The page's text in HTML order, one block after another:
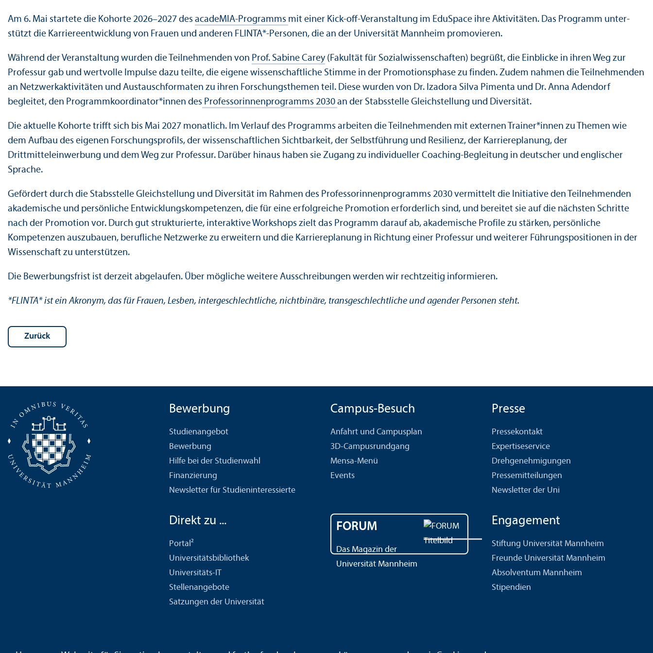
Am 6. Mai startete die Kohorte 2026–2027 des acadeMIA-Programms mit einer Kick-off-Veranstaltung im EduSpace ihre Aktivitäten. Das Programm unter­
stützt die Karriere­entwicklung von Frauen und anderen FLINTA*-Personen, die an der Universität Mannheim promovieren.
Während der Veranstaltung wurden die Teilnehmenden von Prof. Sabine Carey(Fakultät für Sozial­wissenschaften) begrüßt, die Einblicke in ihren Weg zur
Professur gab und wertvolle Impulse dazu teilte, die eigene wissenschaft­liche Stimme in der Promotions­phase zu finden. Zudem nahmen die Teilnehmenden
an Netzwerkaktivitäten und Austauschformaten zu ihren Forschungs­themen teil. Diese wurden von Dr. Izadora Silva Pimenta und Dr. Anna Adendorf
begleitet, den Programmkoordinator*innen des Professorinnen­programms 2030 an der Stabsstelle Gleich­stellung und Diversität.
Die aktuelle Kohorte trifft sich bis Mai 2027 monatlich. Im Verlauf des Programms arbeiten die Teilnehmenden mit externen Trainer*innen zu Themen wie
dem Aufbau des eigenen Forschungs­profils, der wissenschaft­lichen Sichtbarkeit, der Selbstführung und Resilienz, der Karriereplanung, der
Drittmitteleinwerbung und dem Weg zur Professur. Darüber hinaus haben sie Zugang zu individueller Coaching-Begleitung in deutscher und englischer
Sprache.
Gefördert durch die Stabsstelle Gleich­stellung und Diversität im Rahmen des Professorinnen­programms 2030 vermittelt die Initiative den Teilnehmenden
akademische und persönliche Entwicklungs­kompetenzen, die für eine erfolgreiche Promotion erforderlich sind, und bereitet sie auf die nächsten Schritte
nach der Promotion vor. Durch gut strukturierte, interaktive Workshops zielt das Programm darauf ab, akademische Profile zu stärken, persönliche
Kompetenzen auszubauen, berufliche Netzwerke zu erweitern und die Karriereplanung in Richtung einer Professur und weiterer Führungs­positionen in der
Wissenschaft zu unter­stützen.
Die Bewerbungs­frist ist derzeit abgelaufen. Über mögliche weitere Ausschreibungen werden wir rechtzeitig informieren.
*FLINTA* ist ein Akronym, das für Frauen, Lesben, intergeschlechtliche, nichtbinäre, trans­geschlechtliche und agender Personen steht.
Zurück
Bewerbung
Studien­angebot
Bewerbung
Hilfe bei der Studien­wahl
Finanzierung
Newsletter für Studien­interessierte
Campus-Besuch
Anfahrt und Campusplan
3D-Campusrundgang
Mensa-Menü
Events
Presse
Pressekontakt
Expertiseservice
Drehgenehmigungen
Pressemitteilungen
Newsletter der Uni
Direkt zu ...
Portal²
Universitäts­bibliothek
Universitäts-IT
Stellenangebote
Satzungen der Universität
FORUM
Das Magazin der
Universität Mannheim
Engagement
Stiftung Universität Mannheim
Freunde Universität Mannheim
Absolventum Mannheim
Stipendien